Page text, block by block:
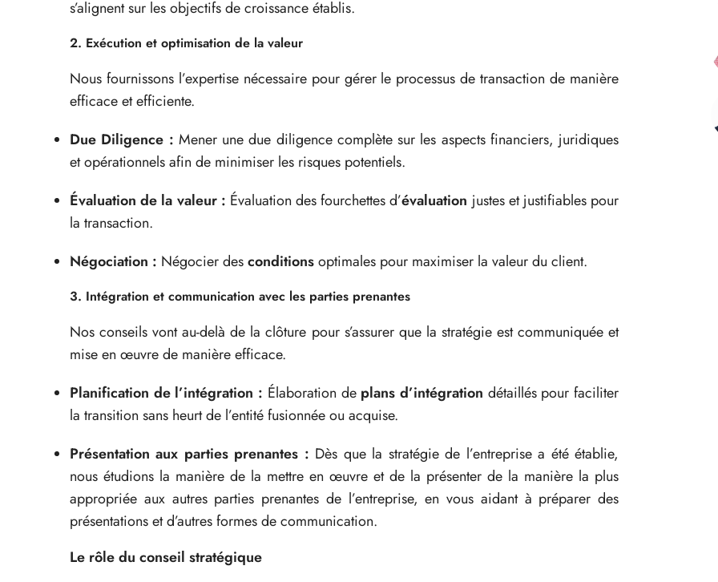
s’alignent sur les objectifs de croissance établis.
2. Exécution et optimisation de la valeur
Nous fournissons l’expertise nécessaire pour gérer le processus de transaction de manière
efficace et efficiente.
Due Diligence : Mener une due diligence complète sur les aspects financiers, juridiques
et opérationnels afin de minimiser les risques potentiels.
Évaluation de la valeur : Évaluation des fourchettes d’évaluation justes et justifiables pour
la transaction.
Négociation : Négocier desconditionsoptimales pour maximiser la valeur du client.
3. Intégration et communication avec les parties prenantes
Nos conseils vont au-delà de la clôture pour s’assurer que la stratégie est communiquée et
mise en œuvre de manière efficace.
Planification de l’intégration : Élaboration de plans d’intégration détaillés pour faciliter
la transition sans heurt de l’entité fusionnée ou acquise.
Présentation aux parties prenantes : Dès que la stratégie de l’entreprise a été établie,
nous étudions la manière de la mettre en œuvre et de la présenter de la manière la plus
appropriée aux autres parties prenantes de l’entreprise, en vous aidant à préparer des
présentations et d’autres formes de communication.
Le rôle du conseil stratégique